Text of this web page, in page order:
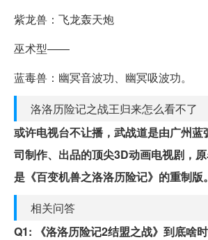
紫龙兽：飞龙轰天炮
巫术型——
蓝毒兽：幽冥音波功、幽冥吸波功。
洛洛历险记之战王归来怎么看不了
或许电视台不让播，武战道是由广州蓝
司制作、出品的顶尖3D动画电视剧，
是《百变机兽之洛洛历险记》的重制版。
相关问答
Q1: 《洛洛历险记2结盟之战》到底啥